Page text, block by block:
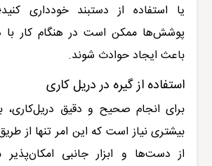
یا استفاده از دستبند خودداری
پوشش‌ها ممکن است در هنگام کار با
باعث ایجاد حوادث شوند.
استفاده از گیره در دریل کاری
برای انجام صحیح و دقیق دریل‌کاری،
بیشتری نیاز است که این امر تنها از
از دست‌ها و ابزار جانبی